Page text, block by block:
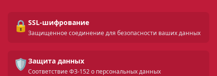
🔒 SSL-шифрование
Защищенное соединение для безопасности ваших данных
🛡️ Защита данных
Соответствие ФЗ-152 о персональных данных